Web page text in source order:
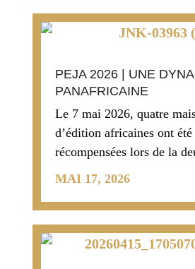
MAI 17, 2026
PEJA 2026 | UNE
PANAFRICAINE
Le 7 mai 2026, quatre
d’édition africaines ont été
récompensées lors de la
édition du Prix de l’édition